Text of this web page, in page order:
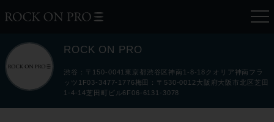
ROCK ON PRO
渋谷：〒150-0041東京都渋谷区神南1-8-18クオリア神南フラ
ッツ1F03-3477-1776梅田：〒530-0012大阪府大阪市北区芝田
1-4-14芝田町ビル6F06-6131-3078